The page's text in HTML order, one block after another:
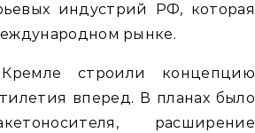
индустрий РФ, которая
рынке.
строили концепцию
вперед. В планах было
расширение